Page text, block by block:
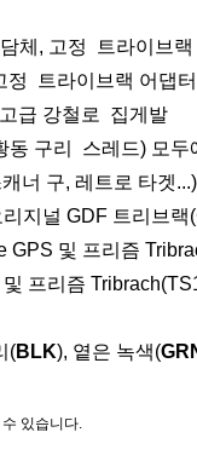
담체 , 고정
트라이브랙
정 트라이브랙 어댑
고급 강철로 집게발
동 구리 스레드) 모두
너 구, 레트로 타겟...)
지널 GDF 트리브랙
GPS 및 프리즘
프리즘 Tribrach(
(BLK), 옅은 녹색(
있습니다.